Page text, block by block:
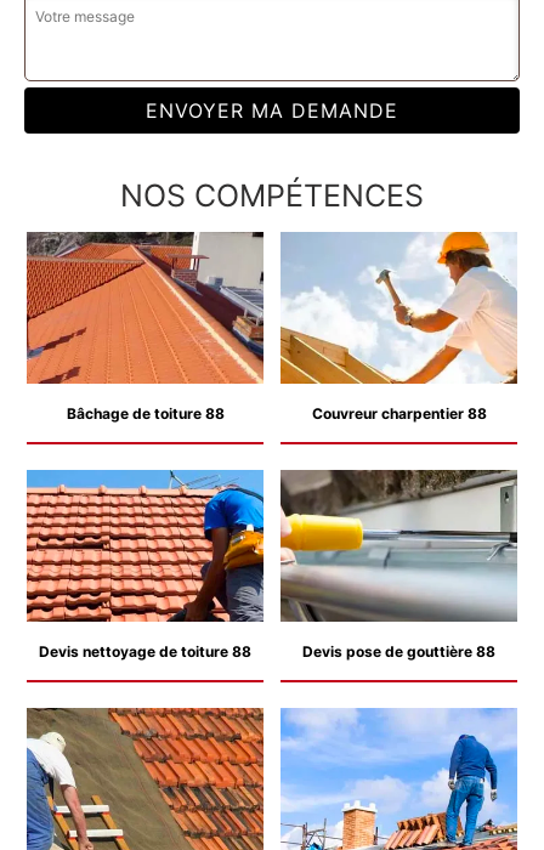
NOS COMPÉTENCES
Bâchage de toiture 88 Couvreur charpentier 88
Devis nettoyage de toiture 88 Devis pose de gouttière 88